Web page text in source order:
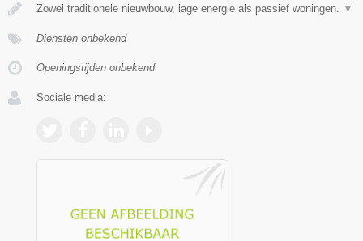
Zowel traditionele nieuwbouw, lage energie als passief woningen. ▼
Diensten onbekend
Openingstijden onbekend
Sociale media: